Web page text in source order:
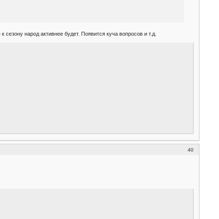
народ активнее будет. Появится куча вопросов и т.д.
40